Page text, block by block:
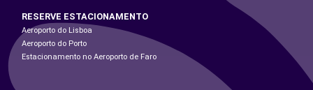
RESERVE ESTACIONAMENTO
Aeroporto do Lisboa
Aeroporto do Porto
Estacionamento no Aeroporto de Faro